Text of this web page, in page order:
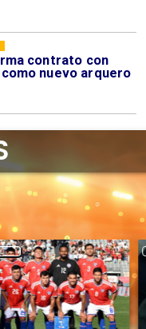
contrato con
nuevo arquero